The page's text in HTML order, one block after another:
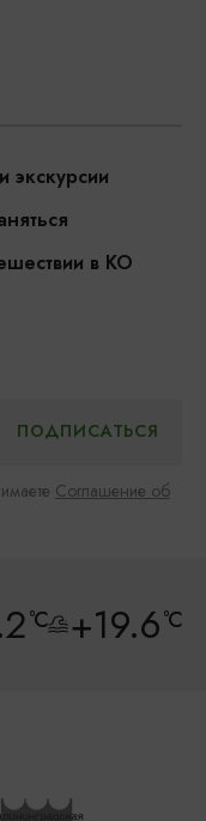
экскурсии
в КО
Соглашение об
°C +19.6°C